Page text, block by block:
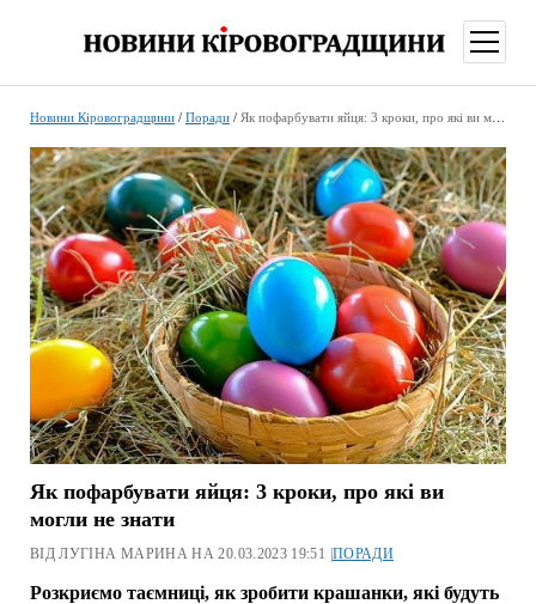
меню
Новини Кіровоградщини/ Поради/ Як пофарбувати яйця: 3 кроки, про які ви могли не знати
Як пофарбувати яйця: 3 кроки, про які ви
могли не знати
ВІД ЛУГІНА МАРИНА НА 20.03.2023 19:51 | ПОРАДИ
Розкриємо таємниці, як зробити крашанки, які будуть